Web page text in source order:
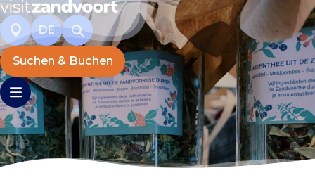
DE
Suchen & Buchen